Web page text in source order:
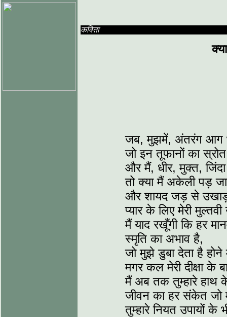
कविता
जब, मुझमें, अंतरंग आग
जो इन तूफानों का
और मैं, धीर, मुक्त,
तो क्या मैं अकेली पड़
और शायद जड़ से
प्यार के लिए मेरी मुल्तवी
मैं याद रखूँगी कि हर
स्मृति का अभाव है,
जो मुझे डुबा देता है
मगर कल मेरी दीक्षा के
मैं अब तक तुम्हारे हाथ
जीवन का हर संकेत
तुम्हारे नियत उपायों के